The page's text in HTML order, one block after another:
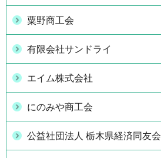
粟野商工会
有限会社サンドライ
エイム株式会社
にのみや商工会
公益社団法人 栃木県経済同友会